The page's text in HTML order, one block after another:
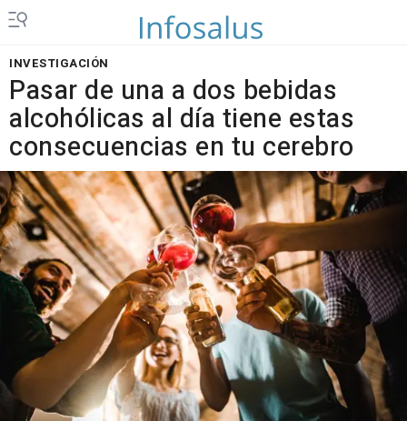
INVESTIGACIÓN
Pasar de una a dos bebidas
alcohólicas al día tiene estas
consecuencias en tu cerebro